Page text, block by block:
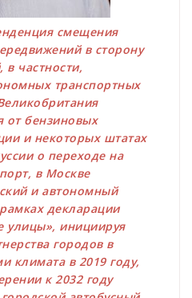
смещения
в сторону
частности,
транспортных
от бензиновых
и некоторых штатах
о переходе на
в Москве
и автономный
декларации
улицы», инициируя
городов в
климата в 2019 году,
к 2032 году